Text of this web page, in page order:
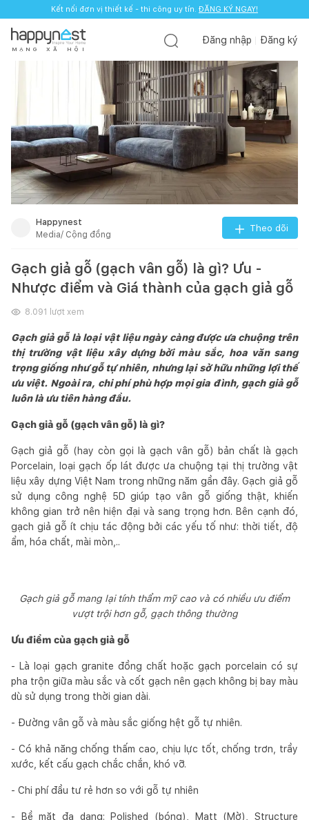
Kết nối đơn vị thiết kế - thi công uy tín. ĐĂNG KÝ NGAY!
M Ạ N G X Ã H Ộ I
Đăng nhập Đăng ký
Happynest
Media/ Cộng đồng
Theo dõi
Gạch giả gỗ (gạch vân gỗ) là gì? Ưu -
Nhược điểm và Giá thành của gạch giả gỗ
8.091 lượt xem
Gạch giả gỗ là loại vật liệu ngày càng được ưa chuộng trên
thị trường vật liệu xây dựng bởi màu sắc, hoa văn sang
trọng giống như gỗ tự nhiên, nhưng lại sở hữu những lợi thế
ưu việt. Ngoài ra, chi phí phù hợp mọi gia đình, gạch giả gỗ
luôn là ưu tiên hàng đầu.
Gạch giả gỗ (gạch vân gỗ) là gì?
Gạch giả gỗ (hay còn gọi là gạch vân gỗ) bản chất là gạch
Porcelain, loại gạch ốp lát được ưa chuộng tại thị trường vật
liệu xây dựng Việt Nam trong những năm gần đây. Gạch giả gỗ
sử dụng công nghệ 5D giúp tạo vân gỗ giống thật, khiến
không gian trở nên hiện đại và sang trọng hơn. Bên cạnh đó,
gạch giả gỗ ít chịu tác động bởi các yếu tố như: thời tiết, độ
ẩm, hóa chất, mài mòn,..
Gạch giả gỗ mang lại tính thẩm mỹ cao và có nhiều ưu điểm
vượt trội hơn gỗ, gạch thông thường
Ưu điểm của gạch giả gỗ
- Là loại gạch granite đồng chất hoặc gạch porcelain có sự
pha trộn giữa màu sắc và cốt gạch nên gạch không bị bay màu
dù sử dụng trong thời gian dài.
- Đường vân gỗ và màu sắc giống hệt gỗ tự nhiên.
- Có khả năng chống thấm cao, chịu lực tốt, chống trơn, trầy
xước, kết cấu gạch chắc chắn, khó vỡ.
- Chi phí đầu tư rẻ hơn so với gỗ tự nhiên
- Bề mặt đa dạng: Polished (bóng), Matt (Mờ), Structure